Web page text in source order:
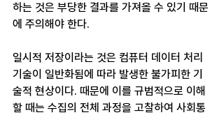
하는 것은 부당한 결과를 가져올 수 있기 때문
에 주의해야 한다.
일시적 저장이라는 것은 컴퓨터 데이터 처리
기술이 일반화됨에 따라 발생한 불가피한 기
술적 현상이다. 때문에 이를 규범적으로 이해
할 때는 수집의 전체 과정을 고찰하여 사회통